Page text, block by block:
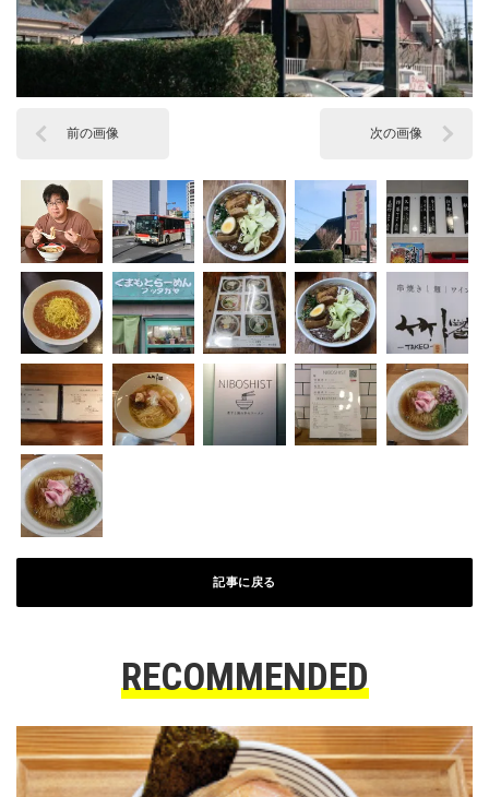
前の画像 次の画像
記事に戻る
RECOMMENDED